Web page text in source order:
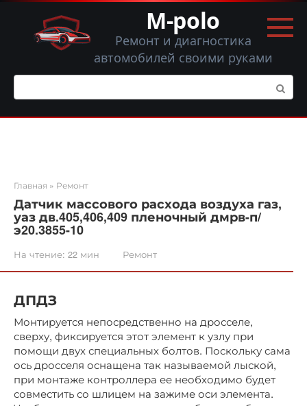
Перейти
контенту
M-polo
Ремонт и диагностика
автомобилей своими руками
Поиск:
Главная » Ремонт
Датчик массового расхода воздуха газ,
уаз дв.405,406,409 пленочный дмрв-п/
э20.3855-10
На чтение: 22 мин Ремонт
ДПДЗ
Монтируется непосредственно на дросселе,
сверху, фиксируется этот элемент к узлу при
помощи двух специальных болтов. Поскольку сама
ось дросселя оснащена так называемой лыской,
при монтаже контроллера ее необходимо будет
совместить со шлицем на зажиме оси элемента.